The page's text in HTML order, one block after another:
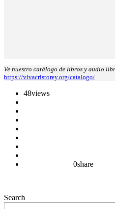
Ve nuestro catálogo de libros y audio
https://vivacristorey.org/catalogo/
48views
0share
Search